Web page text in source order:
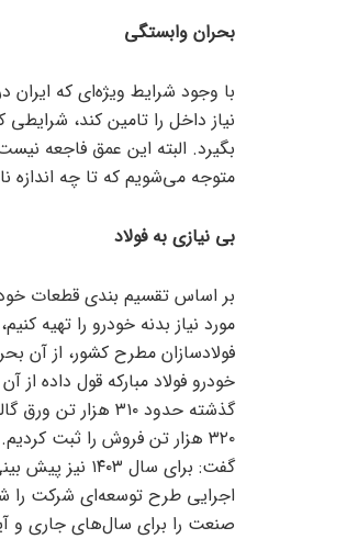
بحران وابستگی
با وجود شرایط ویژه‌ای که ایران
نیاز داخل را تامین کند،
بگیرد. البته این عمق فاجعه
متوجه می‌شویم که تا چه اندازه
بی نیازی به فولاد
بر اساس تقسیم بندی قطعات
مورد نیاز بدنه خودرو را تهیه
فولادسازان مطرح کشور، از آن
خودرو فولاد مبارکه قول داده
۳۲۰ هزار تن فروش را ثبت
گفت: برای
اجرایی طرح توسعه‌ای شرکت را
صنعت را برای سال‌های جاری و